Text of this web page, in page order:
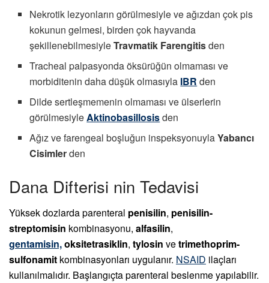
Nekrotik lezyonların görülmesiyle ve ağızdan çok pis
kokunun gelmesi, birden çok hayvanda
şekillenebilmesiyleTravmatik Farengitisden
Tracheal palpasyonda öksürüğün olmaması ve
morbiditenin daha düşük olmasıyla IBR den
Dilde sertleşmemenin olmaması ve ülserlerin
görülmesiyleAktinobasillosisden
Ağız ve farengeal boşluğun inspeksyonuylaYabancı
Cisimlerden
Dana Difterisi nin Tedavisi
Yüksek dozlarda parenteral penisilin, penisilin-
streptomisin kombinasyonu, alfasilin,
gentamisin,oksitetrasiklin, tylosin vetrimethoprim-
sulfonamit kombinasyonları uygulanır. NSAID ilaçları
kullanılmalıdır. Başlangıçta parenteral beslenme yapılabilir.